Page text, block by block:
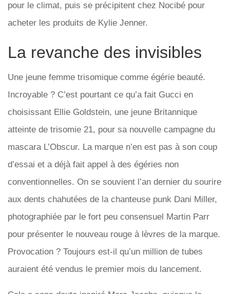
pour le climat, puis se précipitent chez Nocibé pour
acheter les produits de Kylie Jenner.
La revanche des invisibles
Une jeune femme trisomique comme égérie beauté.
Incroyable ? C’est pourtant ce qu’a fait Gucci en
choisissant Ellie Goldstein, une jeune Britannique
atteinte de trisomie 21, pour sa nouvelle campagne du
mascara L’Obscur. La marque n’en est pas à son coup
d’essai et a déjà fait appel à des égéries non
conventionnelles. On se souvient l’an dernier du sourire
aux dents chahutées de la chanteuse punk Dani Miller,
photographiée par le fort peu consensuel Martin Parr
pour présenter le nouveau rouge à lèvres de la marque.
Provocation ? Toujours est-il qu’un million de tubes
auraient été vendus le premier mois du lancement.